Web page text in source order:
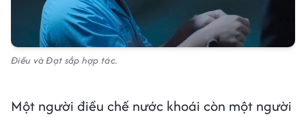
Điều và Đạt sắp hợp tác.
Một người điều chế nước khoái còn một người